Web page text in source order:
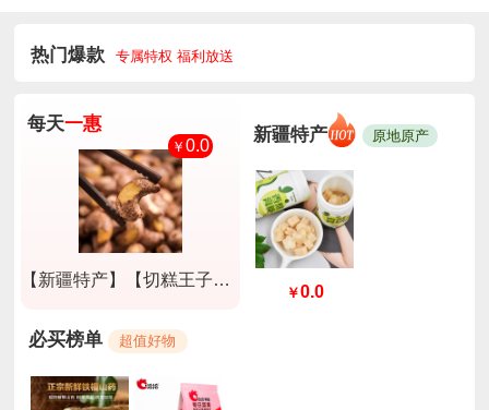
热门爆款 专属特权 福利放送
每天一惠
￥ 0.0
【新疆特产】【切糕王子】A180紫衣腰果淡盐味250g*2盒
新疆特产 原地原产
￥0.0
必买榜单 超值好物